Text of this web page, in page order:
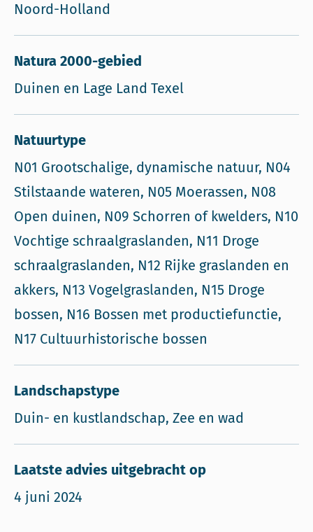
Noord-Holland
Natura 2000-gebied
Duinen en Lage Land Texel
Natuurtype
N01 Grootschalige, dynamische natuur, N04
Stilstaande wateren, N05 Moerassen, N08
Open duinen, N09 Schorren of kwelders, N10
Vochtige schraalgraslanden, N11 Droge
schraalgraslanden, N12 Rijke graslanden en
akkers, N13 Vogelgraslanden, N15 Droge
bossen, N16 Bossen met productiefunctie,
N17 Cultuurhistorische bossen
Landschapstype
Duin- en kustlandschap, Zee en wad
Laatste advies uitgebracht op
4 juni 2024